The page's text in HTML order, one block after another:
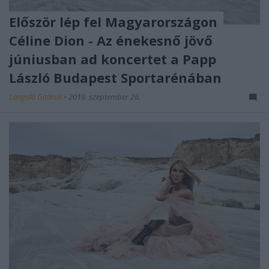
Először lép fel Magyarországon
Céline Dion - Az énekesnő jövő
júniusban ad koncertet a Papp
László Budapest Sportarénában
Lángoló Gitárok • 2019. szeptember 26.